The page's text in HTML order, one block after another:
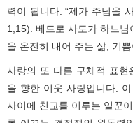
력이 됩니다. “제가 주님을
1,15). 베드로 사도가 하느
을 온전히 내어 주는 삶, 기
사랑의 또 다른 구체적 표
을 향한 이웃 사랑입니다.
사이에 친교를 이루는 일꾼